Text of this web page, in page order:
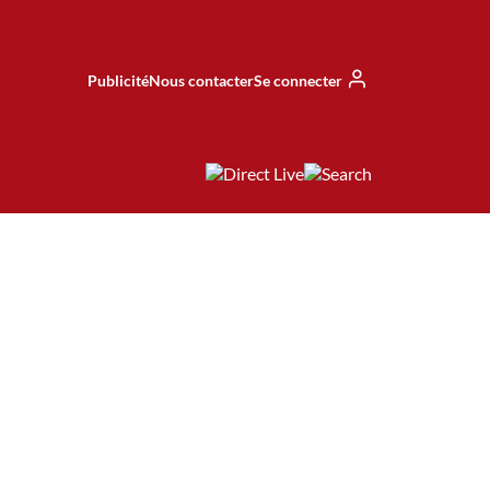
PublicitéNous contacterSe connecter